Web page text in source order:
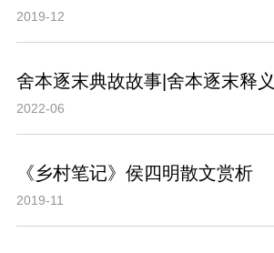
2019-12
舍本逐末典故故事|舍本逐末释义
2022-06
《乡村笔记》侯四明散文赏析
2019-11